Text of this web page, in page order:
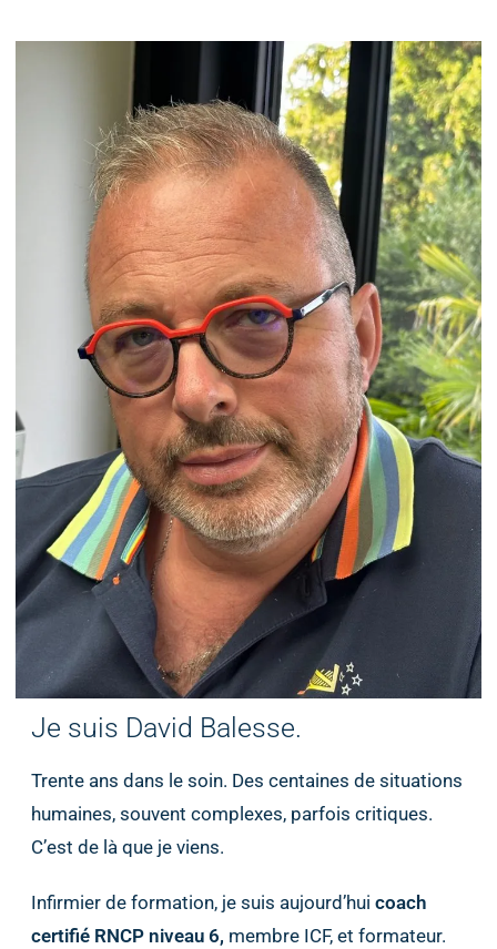
Je suis David Balesse.
Trente ans dans le soin. Des centaines de situations
humaines, souvent complexes, parfois critiques.
C’est de là que je viens.
Infirmier de formation, je suis aujourd’hui coach
certifié RNCP niveau 6, membre ICF, et formateur.